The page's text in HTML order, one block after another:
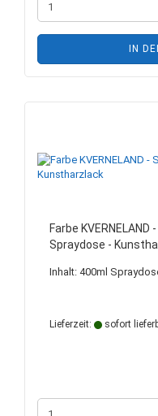
IN
Farbe
Spraydose -
Inhalt: 400ml
Lieferzeit: sofort